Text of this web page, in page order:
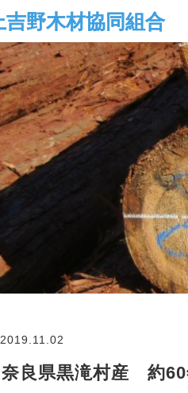
2019.11.02
奈良県黒滝村産 約60